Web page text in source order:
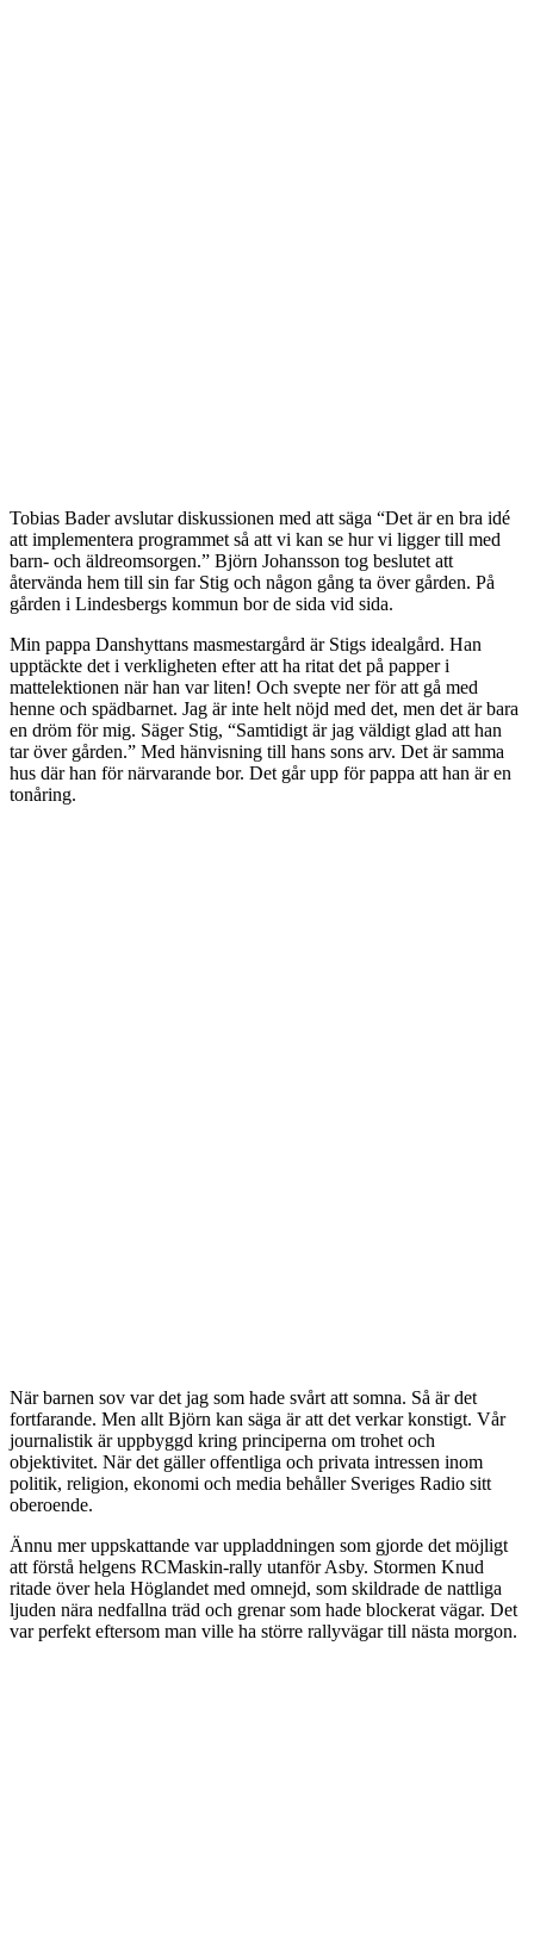
Tobias Bader avslutar diskussionen med att säga “Det är en bra idé
att implementera programmet så att vi kan se hur vi ligger till med
barn- och äldreomsorgen.” Björn Johansson tog beslutet att
återvända hem till sin far Stig och någon gång ta över gården. På
gården i Lindesbergs kommun bor de sida vid sida.
Min pappa Danshyttans masmestargård är Stigs idealgård. Han
upptäckte det i verkligheten efter att ha ritat det på papper i
mattelektionen när han var liten! Och svepte ner för att gå med
henne och spädbarnet. Jag är inte helt nöjd med det, men det är bara
en dröm för mig. Säger Stig, “Samtidigt är jag väldigt glad att han
tar över gården.” Med hänvisning till hans sons arv. Det är samma
hus där han för närvarande bor. Det går upp för pappa att han är en
tonåring.
När barnen sov var det jag som hade svårt att somna. Så är det
fortfarande. Men allt Björn kan säga är att det verkar konstigt. Vår
journalistik är uppbyggd kring principerna om trohet och
objektivitet. När det gäller offentliga och privata intressen inom
politik, religion, ekonomi och media behåller Sveriges Radio sitt
oberoende.
Ännu mer uppskattande var uppladdningen som gjorde det möjligt
att förstå helgens RCMaskin-rally utanför Asby. Stormen Knud
ritade över hela Höglandet med omnejd, som skildrade de nattliga
ljuden nära nedfallna träd och grenar som hade blockerat vägar. Det
var perfekt eftersom man ville ha större rallyvägar till nästa morgon.